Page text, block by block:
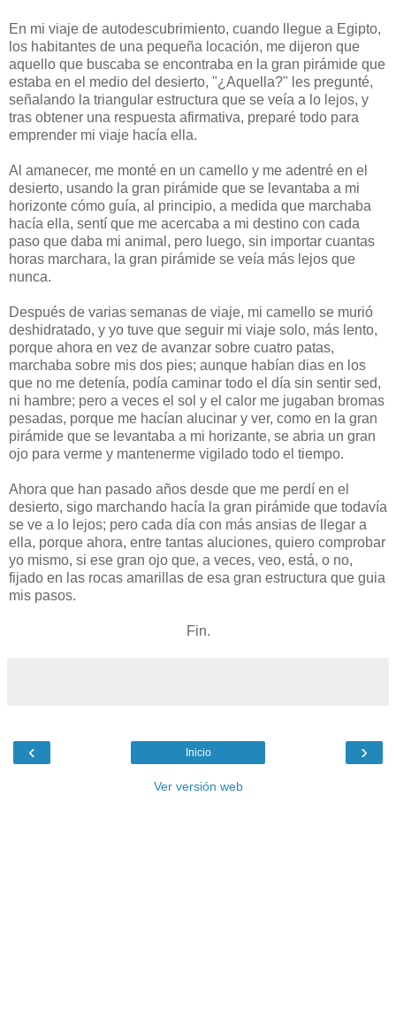
En mi viaje de autodescubrimiento, cuando llegue a Egipto,
los habitantes de una pequeña locación, me dijeron que
aquello que buscaba se encontraba en la gran pirámide que
estaba en el medio del desierto, "¿Aquella?" les pregunté,
señalando la triangular estructura que se veía a lo lejos, y
tras obtener una respuesta afirmativa, preparé todo para
emprender mi viaje hacía ella.
Al amanecer, me monté en un camello y me adentré en el
desierto, usando la gran pirámide que se levantaba a mi
horizonte cómo guía, al principio, a medida que marchaba
hacía ella, sentí que me acercaba a mi destino con cada
paso que daba mi animal, pero luego, sin importar cuantas
horas marchara, la gran pirámide se veía más lejos que
nunca.
Después de varias semanas de viaje, mi camello se murió
deshidratado, y yo tuve que seguir mi viaje solo, más lento,
porque ahora en vez de avanzar sobre cuatro patas,
marchaba sobre mis dos pies; aunque habían dias en los
que no me detenía, podía caminar todo el día sin sentir sed,
ni hambre; pero a veces el sol y el calor me jugaban bromas
pesadas, porque me hacían alucinar y ver, como en la gran
pirámide que se levantaba a mi horizante, se abria un gran
ojo para verme y mantenerme vigilado todo el tiempo.
Ahora que han pasado años desde que me perdí en el
desierto, sigo marchando hacía la gran pirámide que todavía
se ve a lo lejos; pero cada día con más ansias de llegar a
ella, porque ahora, entre tantas aluciones, quiero comprobar
yo mismo, si ese gran ojo que, a veces, veo, está, o no,
fijado en las rocas amarillas de esa gran estructura que guia
mis pasos.
Fin.
‹ ›
Inicio
Ver versión web